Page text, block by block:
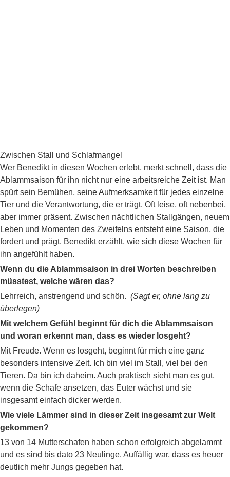
Zwischen Stall und Schlafmangel
Wer Benedikt in diesen Wochen erlebt, merkt schnell, dass die
Ablammsaison für ihn nicht nur eine arbeitsreiche Zeit ist. Man
spürt sein Bemühen, seine Aufmerksamkeit für jedes einzelne
Tier und die Verantwortung, die er trägt. Oft leise, oft nebenbei,
aber immer präsent. Zwischen nächtlichen Stallgängen, neuem
Leben und Momenten des Zweifelns entsteht eine Saison, die
fordert und prägt. Benedikt erzählt, wie sich diese Wochen für
ihn angefühlt haben.
Wenn du die Ablammsaison in drei Worten beschreiben
müsstest, welche wären das?
Lehrreich, anstrengend und schön. (Sagt er, ohne lang zu
überlegen)
Mit welchem Gefühl beginnt für dich die Ablammsaison
und woran erkennt man, dass es wieder losgeht?
Mit Freude. Wenn es losgeht, beginnt für mich eine ganz
besonders intensive Zeit. Ich bin viel im Stall, viel bei den
Tieren. Da bin ich daheim. Auch praktisch sieht man es gut,
wenn die Schafe ansetzen, das Euter wächst und sie
insgesamt einfach dicker werden.
Wie viele Lämmer sind in dieser Zeit insgesamt zur Welt
gekommen?
13 von 14 Mutterschafen haben schon erfolgreich abgelammt
und es sind bis dato 23 Neulinge. Auffällig war, dass es heuer
deutlich mehr Jungs gegeben hat.